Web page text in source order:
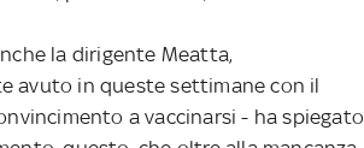
la dirigente Meatta,
avuto in queste settimane con il
a vaccinarsi - ha spiegato